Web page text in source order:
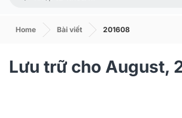
Home Bài viết 201608
Lưu trữ cho August,